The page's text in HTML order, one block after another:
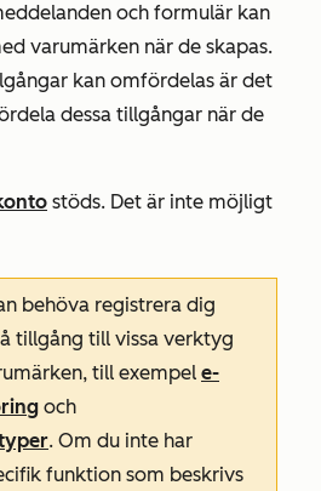
och formulär kan
varumärken när de skapas.
kan omfördelas är det
dessa tillgångar när de
stöds. Det är inte möjligt
behöva registrera dig
tillgång till vissa verktyg
till exempel e-
och
. Om du inte har
funktion som beskrivs